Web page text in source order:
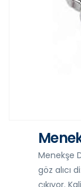
Menekşe
göz alıcı